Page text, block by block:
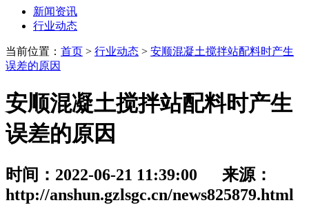
新闻资讯
行业动态
当前位置： 首页 > 行业动态 > 安顺混凝土搅拌站配料时产生
误差的原因
安顺混凝土搅拌站配料时产生
误差的原因
时间：2022-06-21 11:39:00 来源：
http://anshun.gzlsgc.cn/news825879.html